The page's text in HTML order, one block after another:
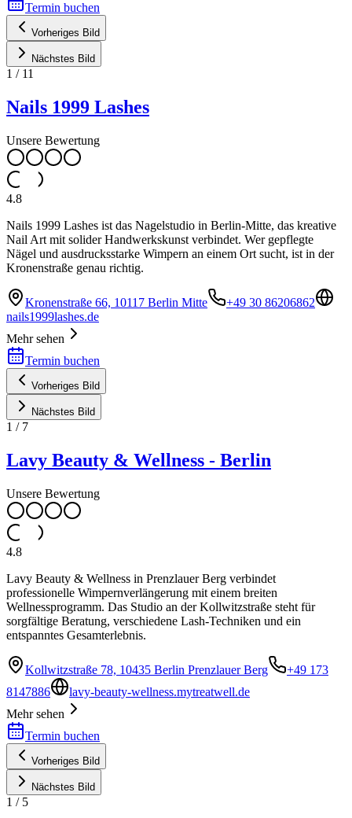
Termin buchen
Vorheriges Bild
Nächstes Bild
1 / 11
Nails 1999 Lashes
Unsere Bewertung
4.8
Nails 1999 Lashes ist das Nagelstudio in Berlin-Mitte, das kreative
Nail Art mit solider Handwerkskunst verbindet. Wer gepflegte
Nägel und ausdrucksstarke Wimpern an einem Ort sucht, ist in der
Kronenstraße genau richtig.
Kronenstraße 66, 10117 Berlin Mitte
+49 30 86206862
nails1999lashes.de
Mehr sehen
Termin buchen
Vorheriges Bild
Nächstes Bild
1 / 7
Lavy Beauty & Wellness - Berlin
Unsere Bewertung
4.8
Lavy Beauty & Wellness in Prenzlauer Berg verbindet
professionelle Wimpernverlängerung mit einem breiten
Wellnessprogramm. Das Studio an der Kollwitzstraße steht für
sorgfältige Beratung, verschiedene Lash-Techniken und ein
entspanntes Gesamterlebnis.
Kollwitzstraße 78, 10435 Berlin Prenzlauer Berg
+49 173
8147886
lavy-beauty-wellness.mytreatwell.de
Mehr sehen
Termin buchen
Vorheriges Bild
Nächstes Bild
1 / 5